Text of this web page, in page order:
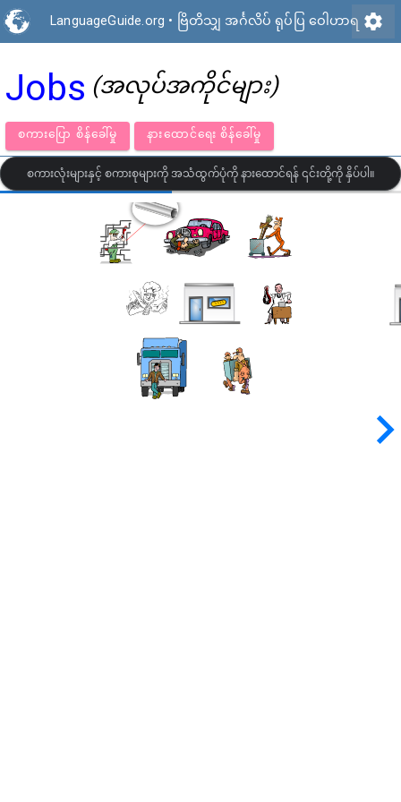
LanguageGuide.org • ဗြိတိသျှ အင်္ဂလိပ် ရုပ်ပြ ဝေါဟာရ settings
Jobs (အလုပ်အကိုင်များ)
စကားပြော စိန်ခေါ်မှု နားထောင်ရေး စိန်ခေါ်မှု
စကားလုံးများနှင့် စကားစုများကို အသံထွက်ပုံကို နားထောင်ရန် ၎င်းတို့ကို နှိပ်ပါ။